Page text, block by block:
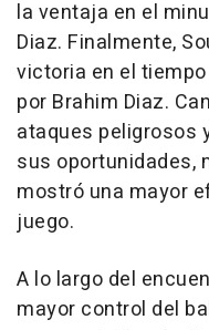
la ventaja en el
Diaz. Finalmente,
victoria en el
por Brahim Diaz.
ataques peligrosos
sus oportunidades,
mostró una mayor
juego.
A lo largo del
mayor control del